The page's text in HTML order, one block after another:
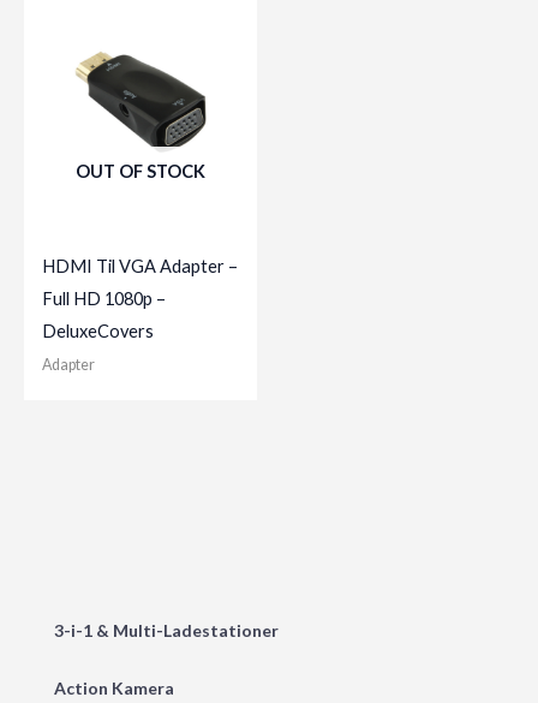
3-i-1 & Multi-Ladestationer
Action Kamera
OUT OF STOCK
HDMI Til VGA Adapter –
Full HD 1080p –
DeluxeCovers
Adapter